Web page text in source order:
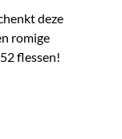
deze
romige
flessen!